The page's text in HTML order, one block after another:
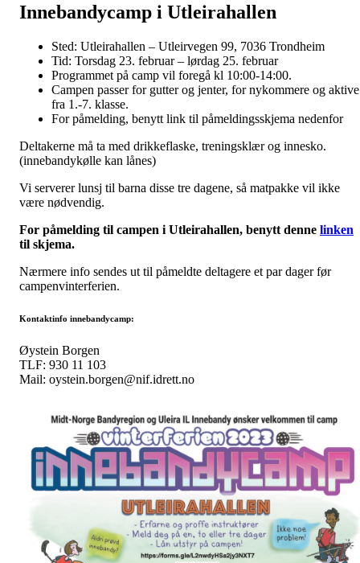
Innebandycamp i Utleirahallen
Sted: Utleirahallen – Utleirvegen 99, 7036 Trondheim
Tid: Torsdag 23. februar – lørdag 25. februar
Programmet på camp vil foregå kl 10:00-14:00.
Campen passer for gutter og jenter, for nykommere og aktive
fra 1.-7. klasse.
For påmelding, benytt link til påmeldingsskjema nedenfor
Deltakerne må ta med drikkeflaske, treningsklær og innesko.
(innebandykølle kan lånes)
Vi serverer lunsj til barna disse tre dagene, så matpakke vil ikke
være nødvendig.
For påmelding til campen i Utleirahallen, benytt denne linken
til skjema.
Nærmere info sendes ut til påmeldte deltagere et par dager før
campenvinterferien.
Kontaktinfo innebandycamp:
Øystein Borgen
TLF: 930 11 103
Mail: oystein.borgen@nif.idrett.no